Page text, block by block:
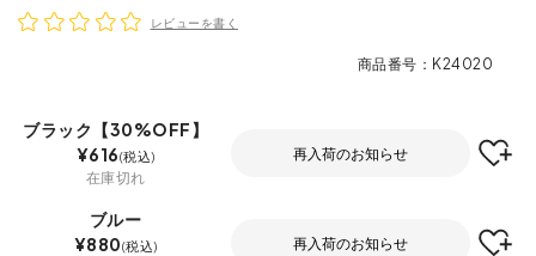
レビューを書く
商品番号 K24020
ブラック【30%OFF】
¥616 税込
在庫切れ
再入荷のお知らせ
ブルー
¥880 税込 再入荷のお知らせ